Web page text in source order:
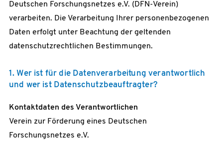
Deutschen Forschungsnetzes e.V. (DFN-Verein)
verarbeiten. Die Verarbeitung Ihrer personenbezogenen
Daten erfolgt unter Beachtung der geltenden
datenschutzrechtlichen Bestimmungen.
1. Wer ist für die Datenverarbeitung verantwortlich
und wer ist Datenschutzbeauftragter?
Kontaktdaten des Verantwortlichen
Verein zur Förderung eines Deutschen
Forschungsnetzes e.V.